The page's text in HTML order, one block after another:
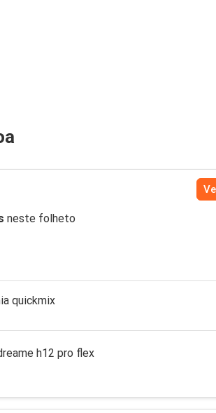
neste folheto
quickmix
h12 pro flex